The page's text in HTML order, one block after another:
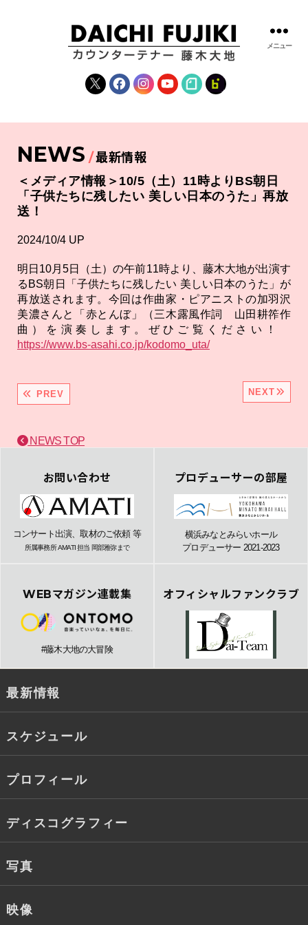
木
大
|
WEBSITE
X FacebookInstagramYouTube
note fanclub
メニュー
NEWS 最新情報
＜メディア情報＞10/5（土）11時よりBS朝日
「子供たちに残したい 美しい日本のうた」再放
送！
2024/10/4 UP
明日10月5日（土）の午前11時より、藤木大地が出演す
るBS朝日「子供たちに残したい 美しい日本のうた」が
再放送されます。今回は作曲家・ピアニストの加羽沢
美濃さんと「赤とんぼ」（三木露風作詞 山田耕筰作
曲）を演奏します。ぜひご覧ください！
https://www.bs-asahi.co.jp/kodomo_uta/
PREV NEXT
NEWS TOP
お問い合わせ
コンサート出演、取材のご依頼 等
所属事務所 AMATI 担当 岡部雅弥まで
プロデューサーの部屋
横浜みなとみらいホール
プロデューサー 2021-2023
WEBマガジン連載集
#藤木大地の大冒険
オフィシャルファンクラブ
最新情報
スケジュール
プロフィール
ディスコグラフィー
写真
映像